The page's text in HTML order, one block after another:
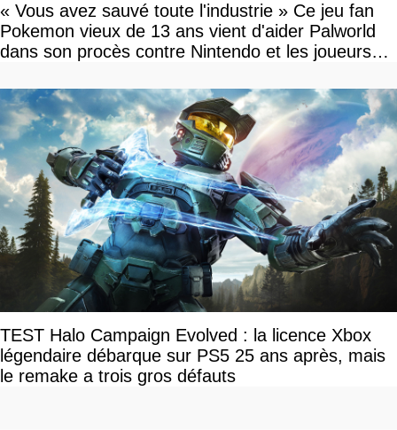
« Vous avez sauvé toute l'industrie » Ce jeu fan
Pokemon vieux de 13 ans vient d'aider Palworld
dans son procès contre Nintendo et les joueurs
TEST Halo Campaign Evolved : la licence Xbox
légendaire débarque sur PS5 25 ans après, mais
le remake a trois gros défauts